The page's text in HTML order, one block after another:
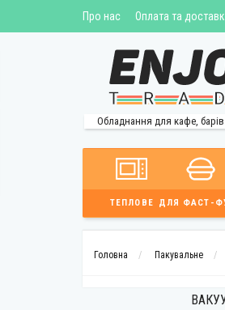
Про нас Оплата та
Обладнання для кафе, барів
ТЕПЛОВЕ ДЛЯ ФАСТ-
Головна Пакувальне